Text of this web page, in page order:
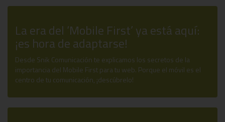
La era del ‘Mobile First’ ya está aquí:
¡es hora de adaptarse!
Desde Snik Comunicación te explicamos los secretos de la
importancia del Mobile First para tu web. Porque el móvil es el
centro de tu comunicación, ¡descúbrelo!